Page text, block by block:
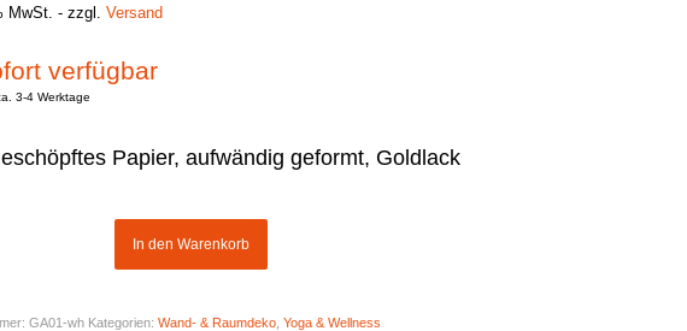
MwSt. zzgl. Versand
verfügbar
3-4 Werktage
Papier, aufwändig geformt, Goldlack
In den Warenkorb
GA01-wh Kategorien: Wand- & Raumdeko Yoga & Wellness